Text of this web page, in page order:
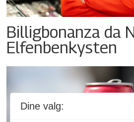
Billigbonanza da
Elfenbenkysten
Dine valg: